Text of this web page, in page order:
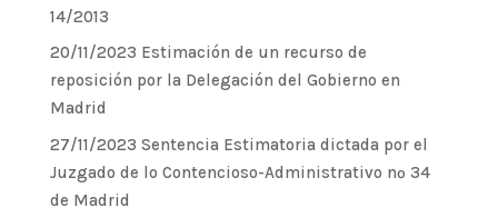
14/2013
20/11/2023 Estimación de un recurso de
reposición por la Delegación del Gobierno en
Madrid
27/11/2023 Sentencia Estimatoria dictada por el
Juzgado de lo Contencioso-Administrativo nº 34
de Madrid